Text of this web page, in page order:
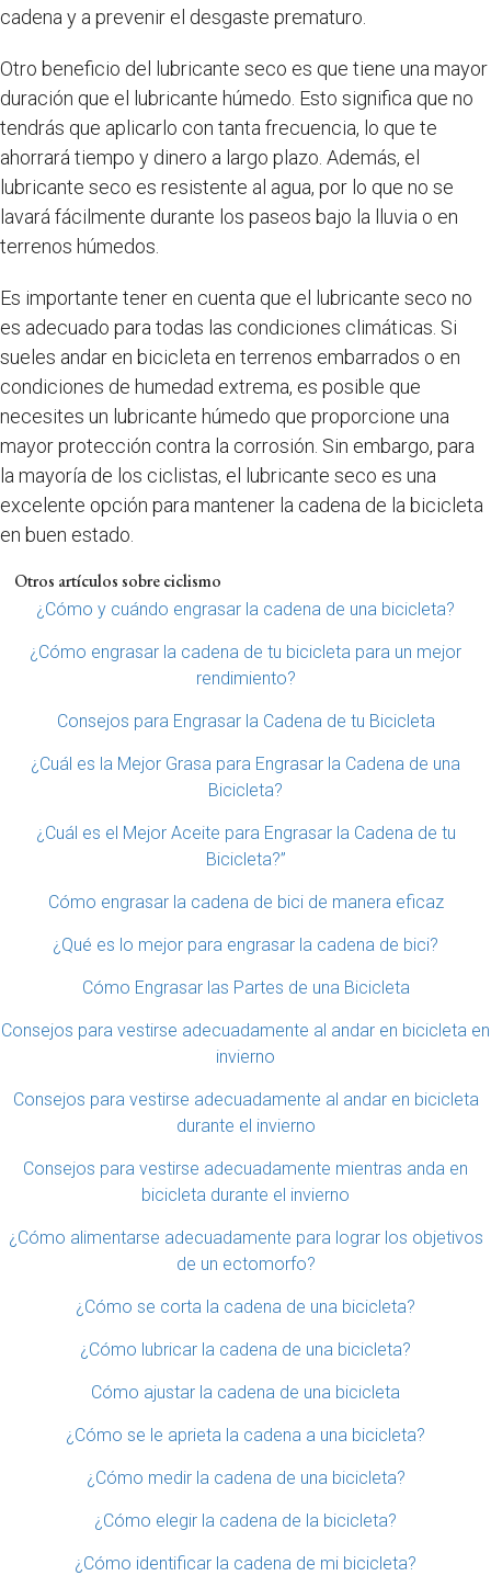
cadena y a prevenir el desgaste prematuro.
Otro beneficio del lubricante seco es que tiene una mayor
duración que el lubricante húmedo. Esto significa que no
tendrás que aplicarlo con tanta frecuencia, lo que te
ahorrará tiempo y dinero a largo plazo. Además, el
lubricante seco es resistente al agua, por lo que no se
lavará fácilmente durante los paseos bajo la lluvia o en
terrenos húmedos.
Es importante tener en cuenta que el lubricante seco no
es adecuado para todas las condiciones climáticas. Si
sueles andar en bicicleta en terrenos embarrados o en
condiciones de humedad extrema, es posible que
necesites un lubricante húmedo que proporcione una
mayor protección contra la corrosión. Sin embargo, para
la mayoría de los ciclistas, el lubricante seco es una
excelente opción para mantener la cadena de la bicicleta
en buen estado.
Otros artículos sobre ciclismo
¿Cómo y cuándo engrasar la cadena de una bicicleta?
¿Cómo engrasar la cadena de tu bicicleta para un mejor
rendimiento?
Consejos para Engrasar la Cadena de tu Bicicleta
¿Cuál es la Mejor Grasa para Engrasar la Cadena de una
Bicicleta?
¿Cuál es el Mejor Aceite para Engrasar la Cadena de tu
Bicicleta?”
Cómo engrasar la cadena de bici de manera eficaz
¿Qué es lo mejor para engrasar la cadena de bici?
Cómo Engrasar las Partes de una Bicicleta
Consejos para vestirse adecuadamente al andar en bicicleta en
invierno
Consejos para vestirse adecuadamente al andar en bicicleta
durante el invierno
Consejos para vestirse adecuadamente mientras anda en
bicicleta durante el invierno
¿Cómo alimentarse adecuadamente para lograr los objetivos
de un ectomorfo?
¿Cómo se corta la cadena de una bicicleta?
¿Cómo lubricar la cadena de una bicicleta?
Cómo ajustar la cadena de una bicicleta
¿Cómo se le aprieta la cadena a una bicicleta?
¿Cómo medir la cadena de una bicicleta?
¿Cómo elegir la cadena de la bicicleta?
¿Cómo identificar la cadena de mi bicicleta?